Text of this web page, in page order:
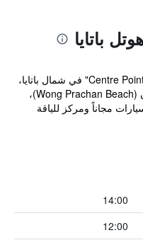
باتايا
يقع مكان إقامة "Centre Point Prime Hotel Pattaya" في شمال باتايا،
على بعد 2.9 كم من شاطئ وونغ براشان (Wong Prachan Beach)،
مجاناً ومركز للياقة
14:00
12:00